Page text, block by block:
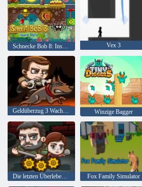
Vex 3
Geldüberzug 3 Wachdienst Winzige Bagger
Die letzten Überlebenden Fox Family Simulator